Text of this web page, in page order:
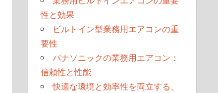
性と効果
ビルトイン型業務用エアコンの重
要性
パナソニックの業務用エアコン：
信頼性と性能
快適な環境と効率性を両立する、